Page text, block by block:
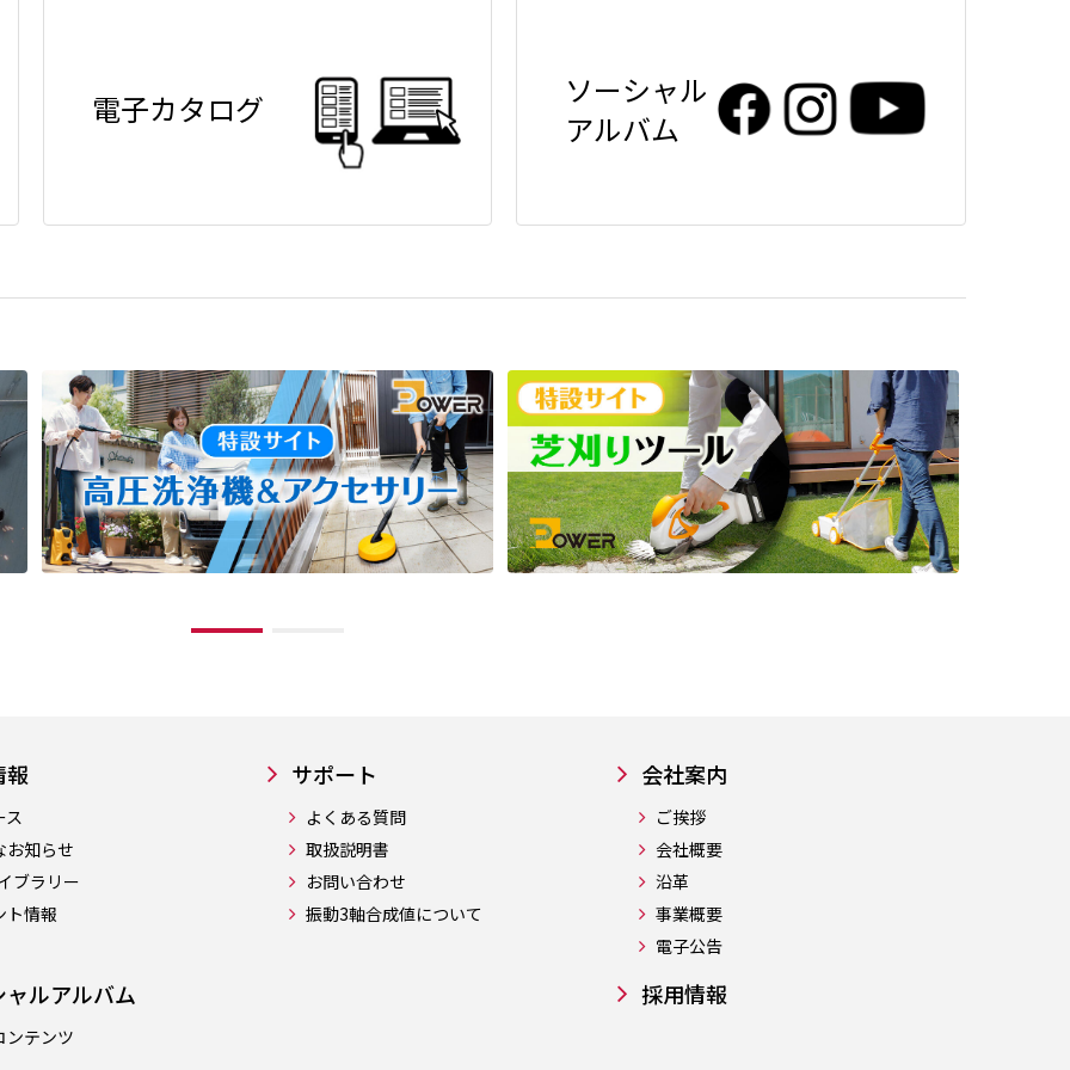
電子カタログ
ソーシャル
アルバム
報
ス
お知らせ
ブラリー
ト情報
ルアルバム
ンテンツ
サポート
よくある質問
取扱説明書
お問い合わせ
振動3軸合成値について
会社案内
ご挨拶
会社概要
沿革
事業概要
電子公告
採用情報